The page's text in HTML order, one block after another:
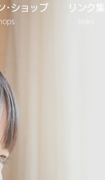
･ショップ リンク集
links